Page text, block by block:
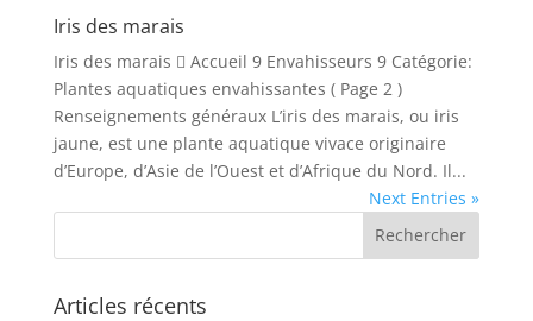
Iris des marais
Iris des marais  Accueil 9 Envahisseurs 9 Catégorie:
Plantes aquatiques envahissantes ( Page 2 )
Renseignements généraux L’iris des marais, ou iris
jaune, est une plante aquatique vivace originaire
d’Europe, d’Asie de l’Ouest et d’Afrique du Nord. Il...
Next Entries »
Articles récents